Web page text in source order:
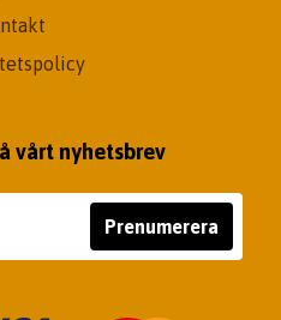
vårt nyhetsbrev
Prenumerera